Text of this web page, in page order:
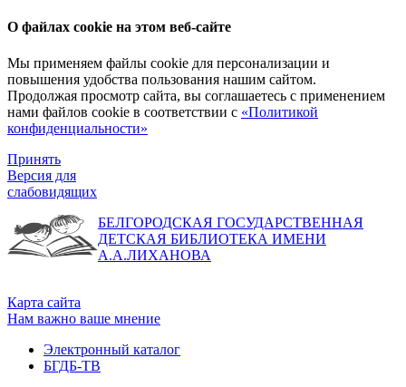
О файлах cookie на этом веб-сайте
Мы применяем файлы cookie для персонализации и
повышения удобства пользования нашим сайтом.
Продолжая просмотр сайта, вы соглашаетесь с применением
нами файлов cookie в соответствии с «Политикой
конфиденциальности»
Принять
Версия для
слабовидящих
БЕЛГОРОДСКАЯ ГОСУДАРСТВЕННАЯ
ДЕТСКАЯ БИБЛИОТЕКА ИМЕНИ
А.А.ЛИХАНОВА
Карта сайта
Нам важно ваше мнение
Электронный каталог
БГДБ-ТВ